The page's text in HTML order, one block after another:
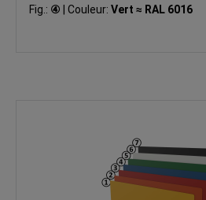
Fig.: ④ Couleur: Vert ≈ RAL 6016